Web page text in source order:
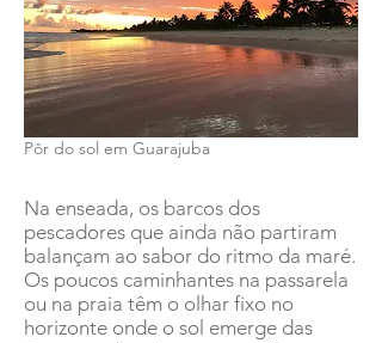
Pôr do sol em Guarajuba
Na enseada, os barcos dos
pescadores que ainda não partiram
balançam ao sabor do ritmo da maré.
Os poucos caminhantes na passarela
ou na praia têm o olhar fixo no
horizonte onde o sol emerge das